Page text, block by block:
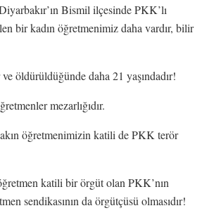
Bismil ilçesinde PKK’lı
bir kadın öğretmenimiz daha vardır, bilir
öldürüldüğünde daha 21 yaşındadır!
mezarlığıdır.
öğretmenimizin katili de PKK terör
katili bir örgüt olan PKK’nın
sendikasının da örgütçüsü olmasıdır!